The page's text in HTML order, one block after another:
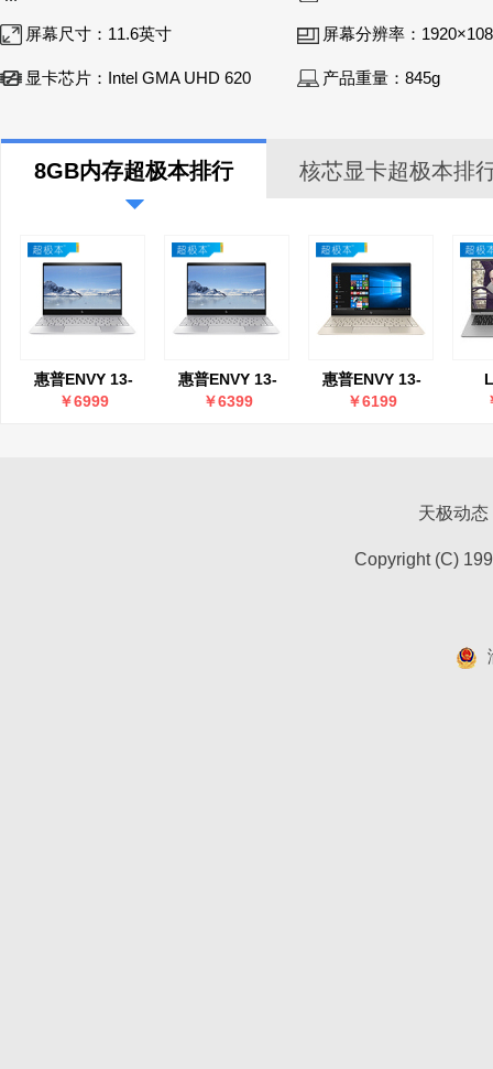
屏幕尺寸： 11.6英寸 屏幕分辨率：
显卡芯片： Intel GMA UHD 620 产品重量： 845g
8GB内存超极本排行 核芯显卡超极本排
惠普ENVY 13-
￥6999
惠普ENVY 13-
￥6399
惠普ENVY 13-
￥6199
天极动态
Copyright (C)